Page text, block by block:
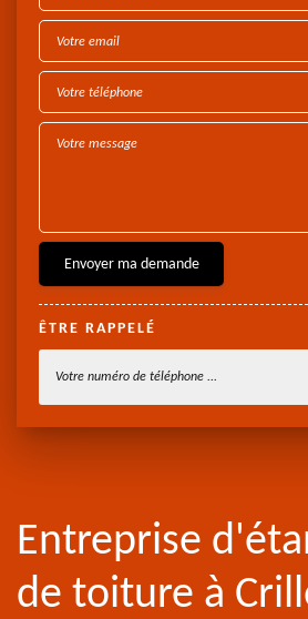
ÊTRE RAPPELÉ
Entreprise
de toiture à